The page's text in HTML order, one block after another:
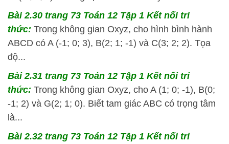
Bài 2.30 trang 73 Toán 12 Tập 1 Kết nối tri
thức: Trong không gian Oxyz, cho hình bình hành
ABCD có A (-1; 0; 3), B(2; 1; -1) và C(3; 2; 2). Tọa
độ...
Bài 2.31 trang 73 Toán 12 Tập 1 Kết nối tri
thức: Trong không gian Oxyz, cho A (1; 0; -1), B(0;
-1; 2) và G(2; 1; 0). Biết tam giác ABC có trọng tâm
là...
Bài 2.32 trang 73 Toán 12 Tập 1 Kết nối tri